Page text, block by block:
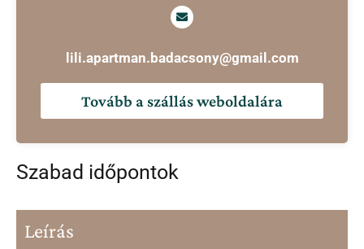
Leírás
lili.apartman.badacsony@gmail.com
Tovább a szállás weboldalára
Szabad időpontok